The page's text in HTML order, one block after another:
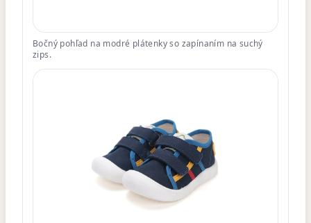
Bočný pohľad na modré plátenky so zapínaním na suchý
zips.